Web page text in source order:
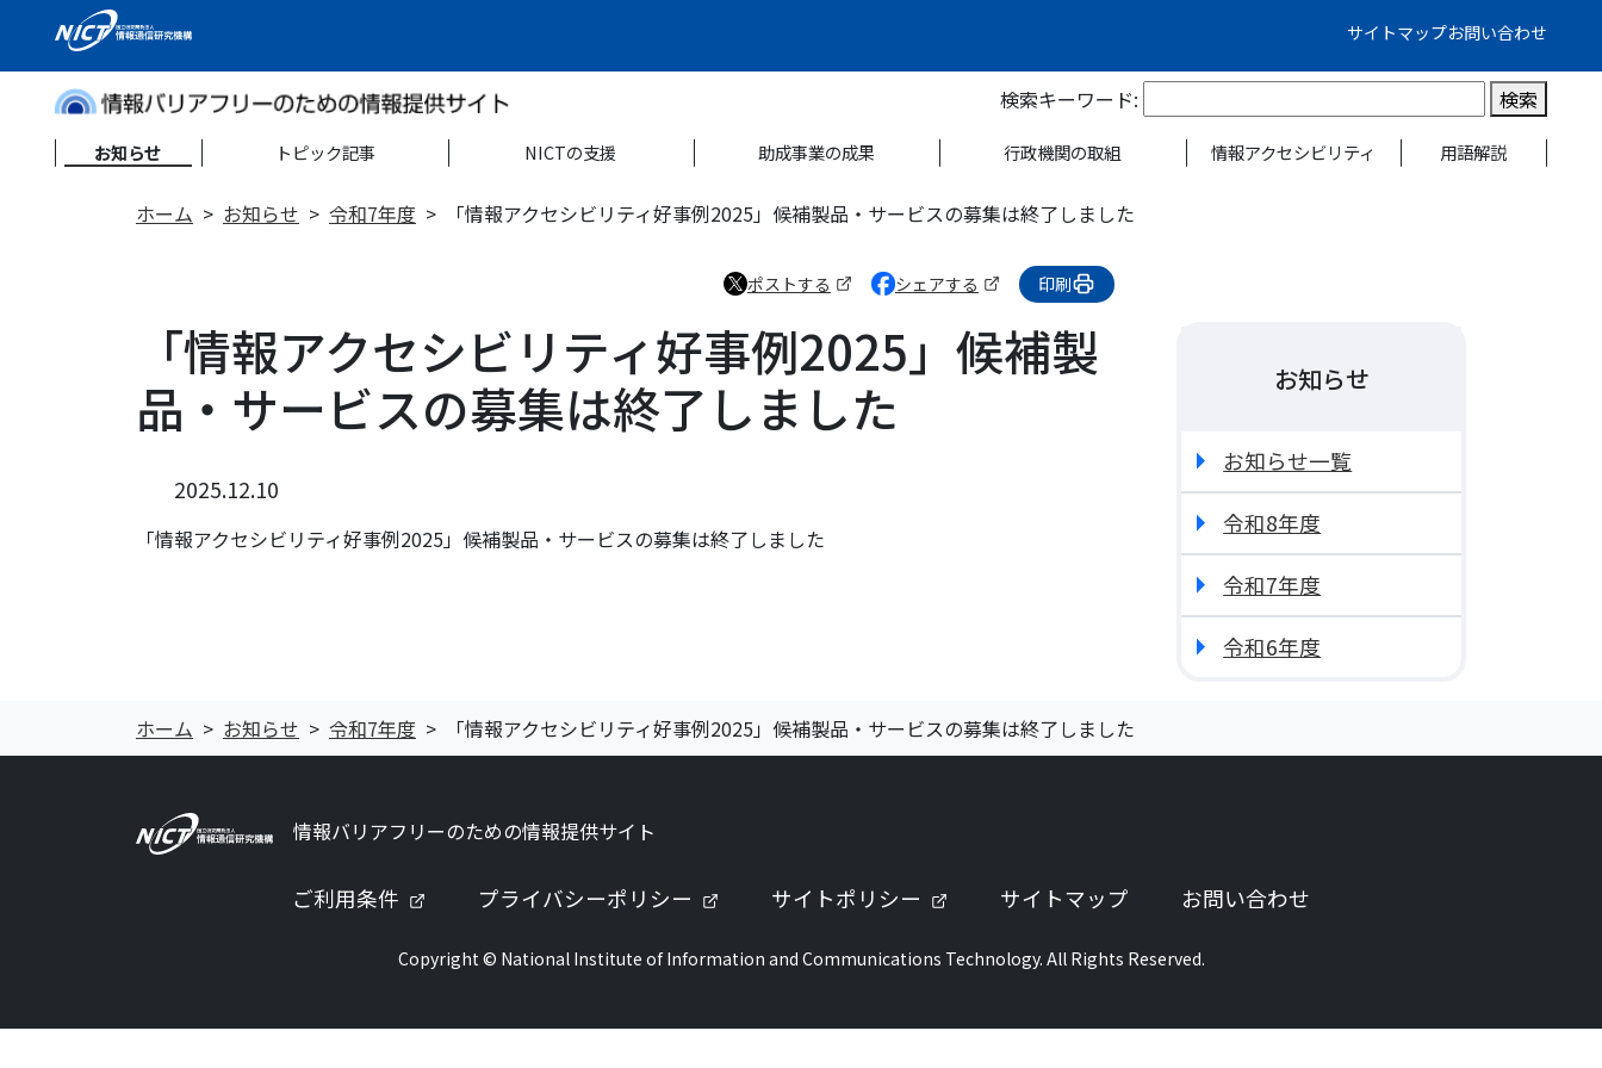
サイトマップお問い合わせ
検索キーワード: 検索
お知らせ トピック記事 NICTの支援 助成事業の成果 行政機関の取組 情報アクセシビリティ 用語解説
ホーム お知らせ 令和7年度 「情報アクセシビリティ好事例2025」候補製品・サービスの募集は終了しました
ポストする
（新しいタブで開きます）シェアする
（新しいタブで開きます）
印刷
「情報アクセシビリティ好事例2025」候補製
品・サービスの募集は終了しました
2025.12.10
「情報アクセシビリティ好事例2025」候補製品・サービスの募集は終了しました
お知らせ
お知らせ一覧
令和8年度
令和7年度
令和6年度
ホーム お知らせ 令和7年度 「情報アクセシビリティ好事例2025」候補製品・サービスの募集は終了しました
情報バリアフリーのための情報提供サイト
ご利用条件 （新しいタブで開きます）
プライバシーポリシー （新しいタブで開きます）
サイトポリシー （新しいタブで開きます）
サイトマップ お問い合わせ
Copyright © National Institute of Information and Communications Technology. All Rights Reserved.